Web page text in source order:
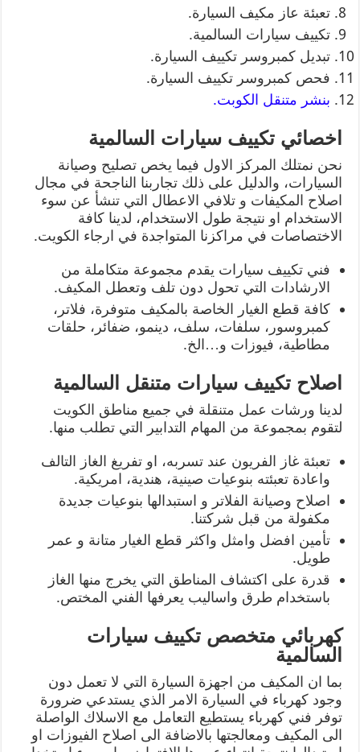
تعبئة عاز مكيف السيارة.
تكييف سيارات السالمية.
تبديل كمبروسر تكييف السيارة.
فحص كمبروسر تكييف السيارة.
بنشر متنقل الكوبت.
اخصائي تكييف سيارات السالمية
نحن نمتلك المركز الاول فيما يخص تصليح وصيانة
السيارات، والدليل على ذلك تجاربنا الناجحة في مجال
اصلاح المكيفات و تلافي الاعطال التي تنشأ عن سوء
الاستخدام او نتيجة طول الاستخدام، لدينا كافة
الاختصاصات في مراكزنا المتواجدة في ارجاء الكويت.
فني تكييف سيارات يقدم مجموعة متكاملة من
الارشادات التي تحول دون تلف وتعطل المكيف.
كافة قطع الغيار الخاصة بالمكيف متوفرة، فلاتر،
كمبروسور، سلفات، سلف، دينمو، ضفائر، حلقات
مطاطية، فيوزات و…الخ.
اصلاح تكييف سيارات متنقل السالمية
لدينا ورشات عمل متنقلة في جميع مناطق الكويت
لتقوم بمجموعة من المهام التدابير التي تطلب منها.
تعبئة غاز الفريون عند تسربه، او تفريغ الغاز التالف
واعادة تعبئته بنوعيات صينية، هندية، امريكية.
اصلاح وصيانة الفلاتر و استبدالها بنوعيات جديدة
مكفولة من قبل شركتنا.
تأمين افضل وامثل واكثر قطع الغيار متانة و عمر
طويل.
قدرة على اكتشاف المناطق التي يخرج منها الغاز
باستخدام طرق واساليب يعرفها الفني المختص.
كهربائي متخصص تكييف سيارات
السالمية
بما ان المكيف من اجهزة السيارة التي لا تعمل دون
وجود كهرباء في السيارة الامر الذي يستدعي ضرورة
توفر فني كهرباء يستطيع التعامل مع الاسلاك الواصلة
الى المكيف ومعالجتها بالاضافة الى اصلاح الفيوزات او